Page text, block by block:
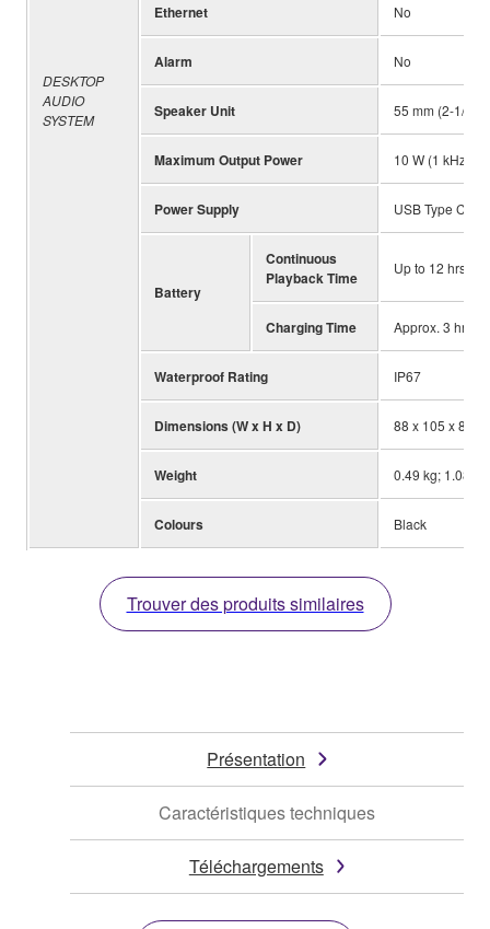
DESKTOP
AUDIO
SYSTEM
Ethernet No
Alarm No
Speaker Unit 55 mm (2-1/8")
Maximum Output Power 10 W (1 kHz,
Power Supply USB Type C or
Battery
Continuous
Playback Time
Up to 12 hrs
Charging Time Approx. 3 hrs
Waterproof Rating IP67
Dimensions (W x H x D) 88 x 105 x 88
Weight 0.49 kg; 1.08 lbs
Colours Black
Trouver des produits similaires
Présentation
Caractéristiques techniques
Téléchargements